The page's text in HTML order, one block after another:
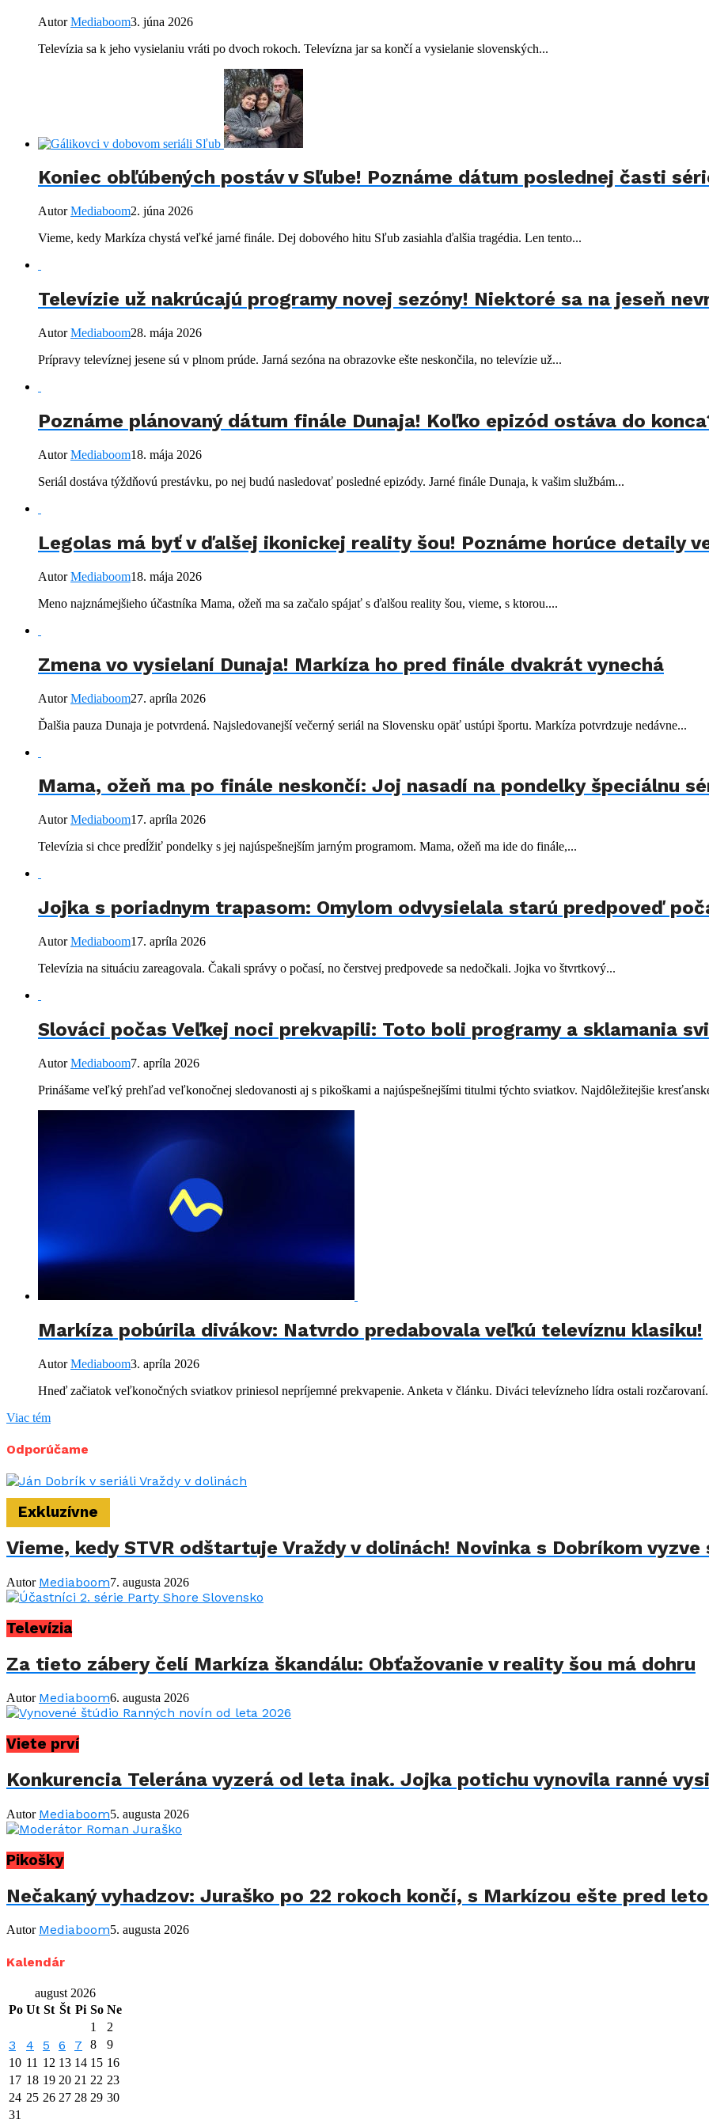
AutorMediaboom3. júna 2026
Televízia sa k jeho vysielaniu vráti po dvoch rokoch. Televízna jar sa končí a vysielanie slovenských...
Koniec obľúbených postáv v Sľube! Poznáme dátum poslednej časti
AutorMediaboom2. júna 2026
Vieme, kedy Markíza chystá veľké jarné finále. Dej dobového hitu Sľub zasiahla ďalšia tragédia. Len tento...
Televízie už nakrúcajú programy novej sezóny! Niektoré sa na jeseň
AutorMediaboom28. mája 2026
Prípravy televíznej jesene sú v plnom prúde. Jarná sezóna na obrazovke ešte neskončila, no televízie už...
Poznáme plánovaný dátum finále Dunaja! Koľko epizód ostáva do
AutorMediaboom18. mája 2026
Seriál dostáva týždňovú prestávku, po nej budú nasledovať posledné epizódy. Jarné finále Dunaja, k vašim službám...
Legolas má byť v ďalšej ikonickej reality šou! Poznáme horúce detaily
AutorMediaboom18. mája 2026
Meno najznámejšieho účastníka Mama, ožeň ma sa začalo spájať s ďalšou reality šou, vieme, s ktorou....
Zmena vo vysielaní Dunaja! Markíza ho pred finále dvakrát vynechá
AutorMediaboom27. apríla 2026
Ďalšia pauza Dunaja je potvrdená. Najsledovanejší večerný seriál na Slovensku opäť ustúpi športu. Markíza potvrdzuje nedávne...
Mama, ožeň ma po finále neskončí: Joj nasadí na pondelky špeciálnu
AutorMediaboom17. apríla 2026
Televízia si chce predĺžiť pondelky s jej najúspešnejším jarným programom. Mama, ožeň ma ide do finále,...
Jojka s poriadnym trapasom: Omylom odvysielala starú predpoveď
AutorMediaboom17. apríla 2026
Televízia na situáciu zareagovala. Čakali správy o počasí, no čerstvej predpovede sa nedočkali. Jojka vo štvrtkový...
Slováci počas Veľkej noci prekvapili: Toto boli programy a sklamania
AutorMediaboom7. apríla 2026
Prinášame veľký prehľad veľkonočnej sledovanosti aj s pikoškami a najúspešnejšími titulmi týchto sviatkov. Najdôležitejšie
Markíza pobúrila divákov: Natvrdo predabovala veľkú televíznu klasiku!
AutorMediaboom3. apríla 2026
Hneď začiatok veľkonočných sviatkov priniesol nepríjemné prekvapenie. Anketa v článku. Diváci televízneho lídra ostali
Viac tém
Odporúčame
Exkluzívne
Vieme, kedy STVR odštartuje Vraždy v dolinách! Novinka s Dobríkom
Autor Mediaboom7. augusta 2026
Televízia
Za tieto zábery čelí Markíza škandálu: Obťažovanie v reality šou má dohru
Autor Mediaboom6. augusta 2026
Viete prví
Konkurencia Telerána vyzerá od leta inak. Jojka potichu vynovila ranné
Autor Mediaboom5. augusta 2026
Pikošky
Nečakaný vyhadzov: Juraško po 22 rokoch končí, s Markízou ešte pred
Autor Mediaboom5. augusta 2026
Kalendár
august 2026
Po Ut St Št Pi So Ne
1
2
3 4 5 6 7 8
9
10 11 12 13 14 15 16
17 18 19 20 21 22 23
24 25 26 27 28 29 30
31